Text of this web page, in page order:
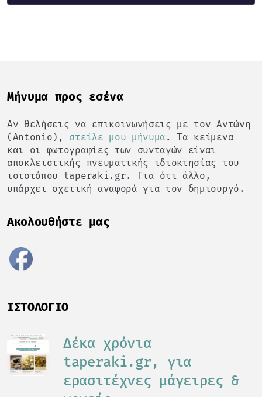
Mήνυμα προς εσένα
Αν θελήσεις να επικοινωνήσεις με τον Αντώνη
(Antonio), στείλε μου μήνυμα . Τα κείμενα
και οι φωτογραφίες των συνταγών είναι
αποκλειστικής πνευματικής ιδιοκτησίας του
ιστοτόπου taperaki.gr. Για ότι άλλο,
υπάρχει σχετική αναφορά για τον δημιουργό.
Ακολουθήστε μας
ΙΣΤΟΛΌΓΙΟ
Δέκα χρόνια
taperaki.gr, για
ερασιτέχνες μάγειρες &